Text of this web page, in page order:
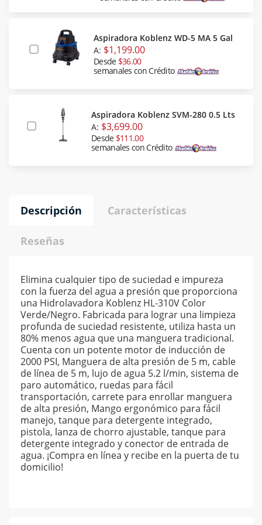
Aspiradora Koblenz WD-5 MA 5 Gal
A: $1,199.00
Desde $36.00
semanales con Crédito
Aspiradora Koblenz SVM-280 0.5 Lts
A: $3,699.00
Desde $111.00
semanales con Crédito
Descripción Características
Reseñas
Elimina cualquier tipo de suciedad e impureza
con la fuerza del agua a presión que proporciona
una Hidrolavadora Koblenz HL-310V Color
Verde/Negro. Fabricada para lograr una limpieza
profunda de suciedad resistente, utiliza hasta un
80% menos agua que una manguera tradicional.
Cuenta con un potente motor de inducción de
2000 PSI, Manguera de alta presión de 5 m, cable
de línea de 5 m, lujo de agua 5.2 l/min, sistema de
paro automático, ruedas para fácil
transportación, carrete para enrollar manguera
de alta presión, Mango ergonómico para fácil
manejo, tanque para detergente integrado,
pistola, lanza de chorro ajustable, tanque para
detergente integrado y conector de entrada de
agua. ¡Compra en línea y recibe en la puerta de tu
domicilio!